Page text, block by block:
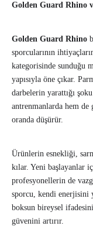
Golden Guard Rhino
Golden Guard Rhino
sporcularının
kategorisinde sunduğu
yapısıyla öne çıkar.
darbelerin yarattığı
antrenmanlarda hem
oranda düşürür.
Ürünlerin esnekliği,
kılar. Yeni başlayanlar
profesyonellerin de
sporcu, kendi enerjisini
boksun bireysel
güvenini artırır.